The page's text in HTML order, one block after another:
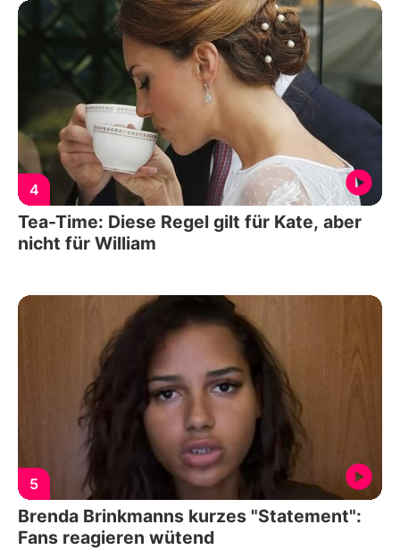
4
Tea-Time: Diese Regel gilt für Kate, aber
nicht für William
5
Brenda Brinkmanns kurzes "Statement":
Fans reagieren wütend